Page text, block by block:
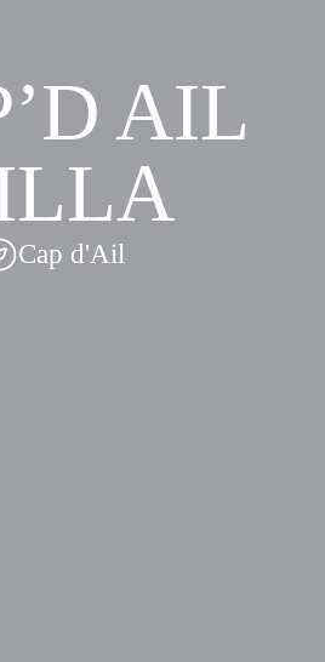
AIL
Cap d'Ail